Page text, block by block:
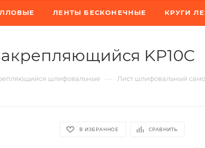
ЛЕНТЫ БЕСКОНЕЧНЫЕ КРУГИ
KP10C
шлифовальные — Лист шлифовальный
В ИЗБРАННОЕ СРАВНИТЬ